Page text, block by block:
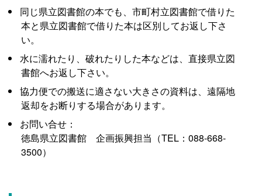
同じ県立図書館の本でも、市町村立図書館で借りた
本と県立図書館で借りた本は区別してお返し下さ
い。
水に濡れたり、破れたりした本などは、直接県立図
書館へお返し下さい。
協力便での搬送に適さない大きさの資料は、遠隔地
返却をお断りする場合があります。
お問い合せ：
徳島県立図書館 企画振興担当（TEL：088-668-
3500）